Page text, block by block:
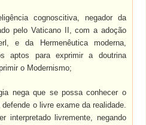
cognoscitiva, negador da
pelo Vaticano II, com a adoção
e da Hermenêutica moderna,
aptos para exprimir a doutrina
o Modernismo;
nega que se possa conhecer o
o livre exame da realidade.
interpretado livremente, negando